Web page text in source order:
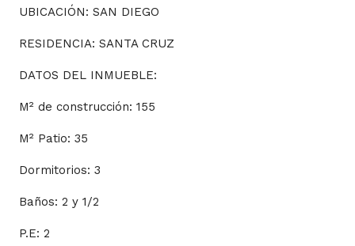
UBICACIÓN: SAN DIEGO
RESIDENCIA: SANTA CRUZ
DATOS DEL INMUEBLE:
M² de construcción: 155
M² Patio: 35
Dormitorios: 3
Baños: 2 y 1/2
P.E: 2